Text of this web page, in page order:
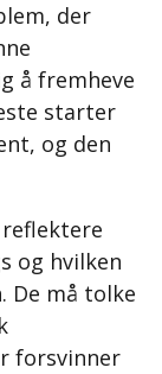
der
å fremheve
starter
og den
og hvilken
De må tolke
forsvinner